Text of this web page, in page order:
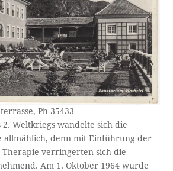
Ph-35433
2. Weltkriegs wandelte sich die
allmählich, denn mit Einführung der
verringerten sich die
Am 1. Oktober 1964 wurde